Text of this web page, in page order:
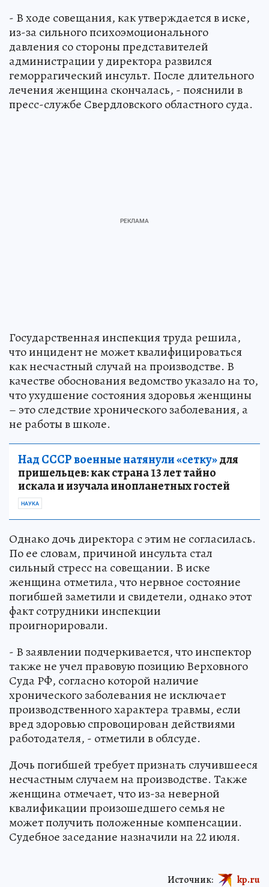
- В ходе совещания, как утверждается в иске,
из-за сильного психоэмоционального
давления со стороны представителей
администрации у директора развился
геморрагический инсульт. После длительного
лечения женщина скончалась, - пояснили в
пресс-службе Свердловского областного суда.
Государственная инспекция труда решила,
что инцидент не может квалифицироваться
как несчастный случай на производстве. В
качестве обоснования ведомство указало на то,
что ухудшение состояния здоровья женщины
– это следствие хронического заболевания, а
не работы в школе.
Над СССР военные натянули «сетку»для
пришельцев: как страна 13 лет тайно
искала и изучала инопланетных гостей
НАУКА
Однако дочь директора с этим не согласилась.
По ее словам, причиной инсульта стал
сильный стресс на совещании. В иске
женщина отметила, что нервное состояние
погибшей заметили и свидетели, однако этот
факт сотрудники инспекции
проигнорировали.
- В заявлении подчеркивается, что инспектор
также не учел правовую позицию Верховного
Суда РФ, согласно которой наличие
хронического заболевания не исключает
производственного характера травмы, если
вред здоровью спровоцирован действиями
работодателя, - отметили в облсуде.
Дочь погибшей требует признать случившееся
несчастным случаем на производстве. Также
женщина отмечает, что из-за неверной
квалификации произошедшего семья не
может получить положенные компенсации.
Судебное заседание назначили на 22 июля.
Источник: kp.ru